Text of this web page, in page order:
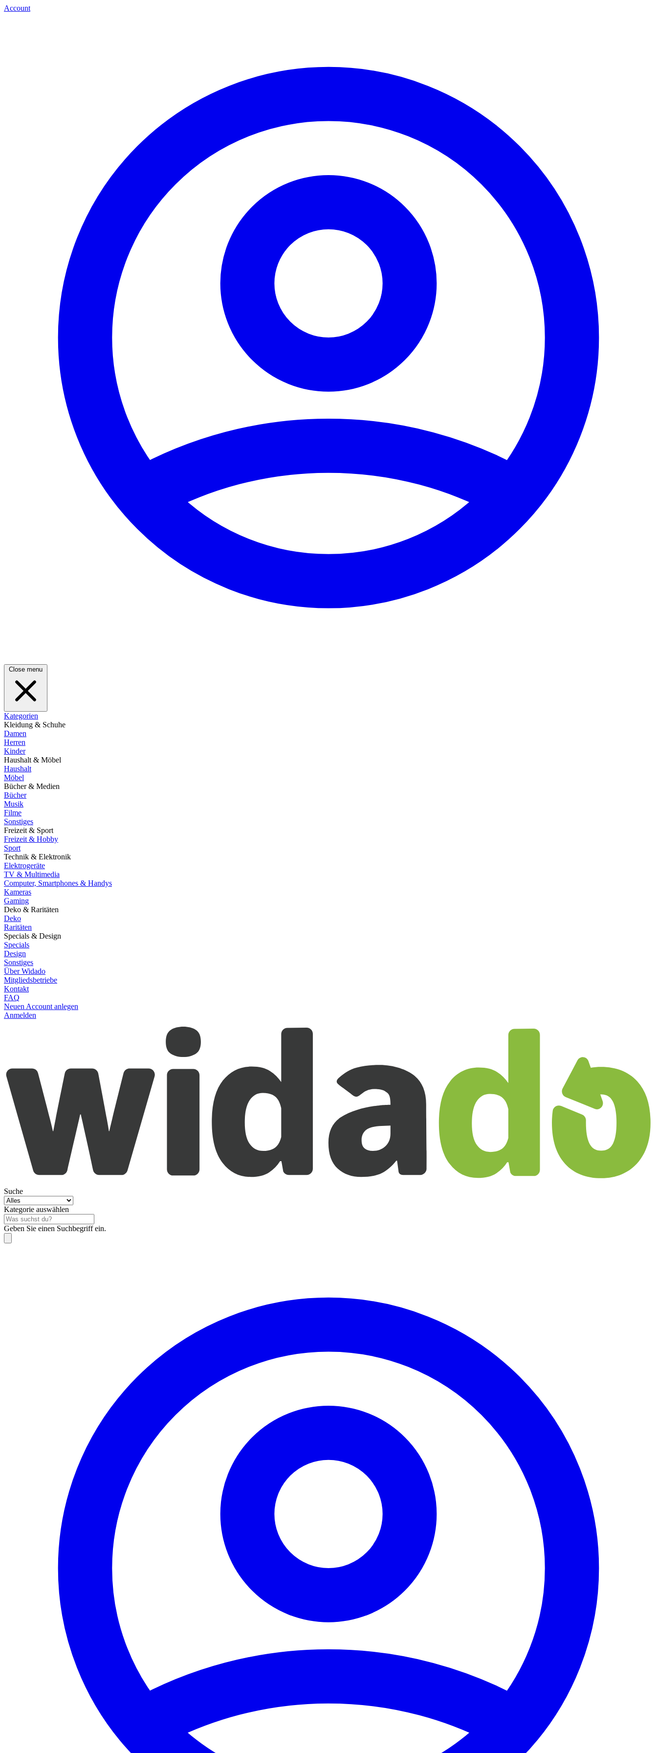
Account
Close menu
Kategorien
Kleidung & Schuhe
Damen
Herren
Kinder
Haushalt & Möbel
Haushalt
Möbel
Bücher & Medien
Bücher
Musik
Filme
Sonstiges
Freizeit & Sport
Freizeit & Hobby
Sport
Technik & Elektronik
Elektrogeräte
TV & Multimedia
Computer, Smartphones & Handys
Kameras
Gaming
Deko & Raritäten
Deko
Raritäten
Specials & Design
Specials
Design
Sonstiges
Über Widado
Mitgliedsbetriebe
Kontakt
FAQ
Neuen Account anlegen
Anmelden
Suche
Kategorie auswählen
Geben Sie einen Suchbegriff ein.